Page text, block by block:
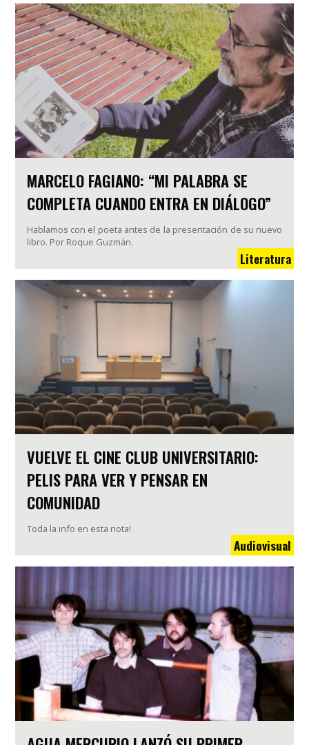
MARCELO FAGIANO: “MI PALABRA SE
COMPLETA CUANDO ENTRA EN DIÁLOGO”
Hablamos con el poeta antes de la presentación de su nuevo
libro. Por Roque Guzmán.
Literatura
VUELVE EL CINE CLUB UNIVERSITARIO:
PELIS PARA VER Y PENSAR EN
COMUNIDAD
Toda la info en esta nota!
Audiovisual